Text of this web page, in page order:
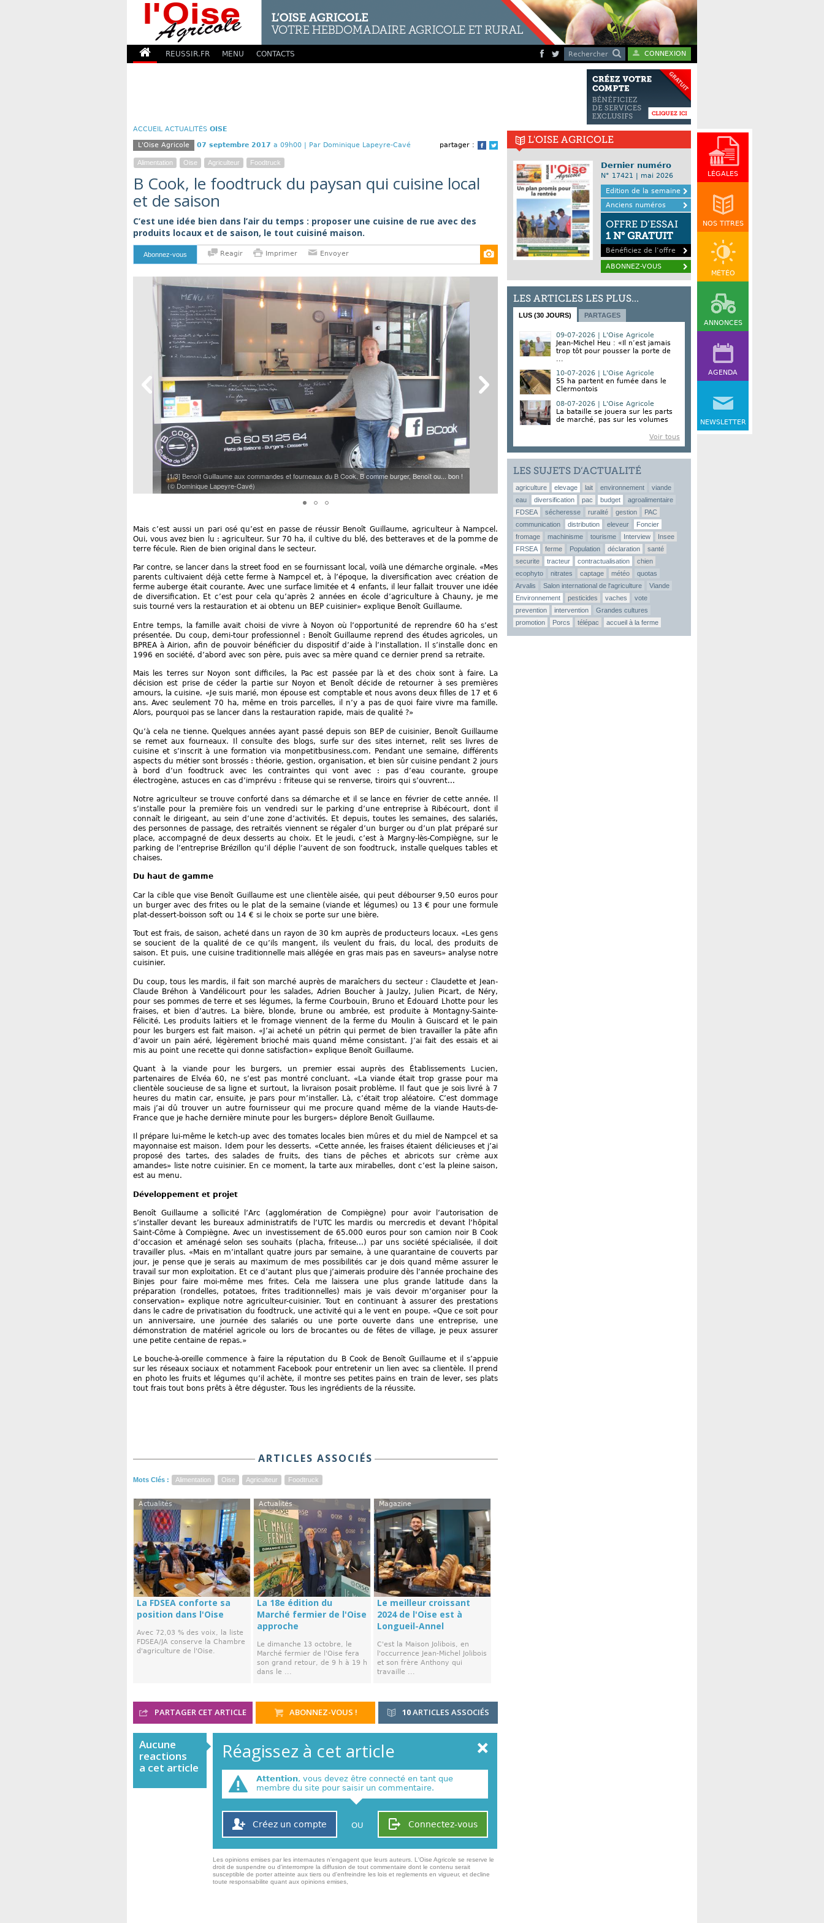
REUSSIR.FR MENU CONTACTS Rechercher CONNEXION
LÉGALES
NOS TITRES
MÉTÉO
ANNONCES
AGENDA
NEWSLETTER
ACCUEIL ACTUALITÉS OISE
partager :
Facebook
Twitter
L'Oise Agricole 07 septembre 2017 a 09h00 | Par Dominique Lapeyre-Cavé
Alimentation Oise Agriculteur Foodtruck
B Cook, le foodtruck du paysan qui cuisine local
et de saison
C’est une idée bien dans l’air du temps : proposer une cuisine de rue avec des
produits locaux et de saison, le tout cuisiné maison.
Abonnez-vous Reagir Imprimer Envoyer
[1/3] Benoît Guillaume aux commandes et fourneaux du B Cook. B comme burger, Benoît ou... bon !
(© Dominique Lapeyre-Cavé)
[2/3]
Mais c’est aussi un pari osé qu’est en passe de réussir Benoît Guillaume, agriculteur à Nampcel.
Oui, vous avez bien lu : agriculteur. Sur 70 ha, il cultive du blé, des betteraves et de la pomme de
terre fécule. Rien de bien original dans le secteur.
Par contre, se lancer dans la street food en se fournissant local, voilà une démarche orginale. «Mes
parents cultivaient déjà cette ferme à Nampcel et, à l’époque, la diversification avec création de
ferme auberge était courante. Avec une surface limitée et 4 enfants, il leur fallait trouver une idée
de diversification. Et c’est pour cela qu’après 2 années en école d’agriculture à Chauny, je me
suis tourné vers la restauration et ai obtenu un BEP cuisinier» explique Benoît Guillaume.
Entre temps, la famille avait choisi de vivre à Noyon où l’opportunité de reprendre 60 ha s’est
présentée. Du coup, demi-tour professionnel : Benoît Guillaume reprend des études agricoles, un
BPREA à Airion, afin de pouvoir bénéficier du dispositif d’aide à l’installation. Il s’installe donc en
1996 en société, d’abord avec son père, puis avec sa mère quand ce dernier prend sa retraite.
Mais les terres sur Noyon sont difficiles, la Pac est passée par là et des choix sont à faire. La
décision est prise de céder la partie sur Noyon et Benoît décide de retourner à ses premières
amours, la cuisine. «Je suis marié, mon épouse est comptable et nous avons deux filles de 17 et 6
ans. Avec seulement 70 ha, même en trois parcelles, il n’y a pas de quoi faire vivre ma famille.
Alors, pourquoi pas se lancer dans la restauration rapide, mais de qualité ?»
Qu’à cela ne tienne. Quelques années ayant passé depuis son BEP de cuisinier, Benoît Guillaume
se remet aux fourneaux. Il consulte des blogs, surfe sur des sites internet, relit ses livres de
cuisine et s’inscrit à une formation via monpetitbusiness.com. Pendant une semaine, différents
aspects du métier sont brossés : théorie, gestion, organisation, et bien sûr cuisine pendant 2 jours
à bord d’un foodtruck avec les contraintes qui vont avec : pas d’eau courante, groupe
électrogène, astuces en cas d’imprévu : friteuse qui se renverse, tiroirs qui s’ouvrent...
Notre agriculteur se trouve conforté dans sa démarche et il se lance en février de cette année. Il
s’installe pour la première fois un vendredi sur le parking d’une entreprise à Ribécourt, dont il
connaît le dirigeant, au sein d’une zone d’activités. Et depuis, toutes les semaines, des salariés,
des personnes de passage, des retraités viennent se régaler d’un burger ou d’un plat préparé sur
place, accompagné de deux desserts au choix. Et le jeudi, c’est à Margny-lès-Compiègne, sur le
parking de l’entreprise Brézillon qu’il déplie l’auvent de son foodtruck, installe quelques tables et
chaises.
Du haut de gamme
Car la cible que vise Benoît Guillaume est une clientèle aisée, qui peut débourser 9,50 euros pour
un burger avec des frites ou le plat de la semaine (viande et légumes) ou 13 € pour une formule
plat-dessert-boisson soft ou 14 € si le choix se porte sur une bière.
Tout est frais, de saison, acheté dans un rayon de 30 km auprès de producteurs locaux. «Les gens
se soucient de la qualité de ce qu’ils mangent, ils veulent du frais, du local, des produits de
saison. Et puis, une cuisine traditionnelle mais allégée en gras mais pas en saveurs» analyse notre
cuisinier.
Du coup, tous les mardis, il fait son marché auprès de maraîchers du secteur : Claudette et Jean-
Claude Bréhon à Vandélicourt pour les salades, Adrien Boucher à Jaulzy, Julien Picart, de Néry,
pour ses pommes de terre et ses légumes, la ferme Courbouin, Bruno et Édouard Lhotte pour les
fraises, et bien d’autres. La bière, blonde, brune ou ambrée, est produite à Montagny-Sainte-
Félicité. Les produits laitiers et le fromage viennent de la ferme du Moulin à Guiscard et le pain
pour les burgers est fait maison. «J’ai acheté un pétrin qui permet de bien travailler la pâte afin
d’avoir un pain aéré, légèrement brioché mais quand même consistant. J’ai fait des essais et ai
mis au point une recette qui donne satisfaction» explique Benoît Guillaume.
Quant à la viande pour les burgers, un premier essai auprès des Établissements Lucien,
partenaires de Elvéa 60, ne s’est pas montré concluant. «La viande était trop grasse pour ma
clientèle soucieuse de sa ligne et surtout, la livraison posait problème. Il faut que je sois livré à 7
heures du matin car, ensuite, je pars pour m’installer. Là, c’était trop aléatoire. C’est dommage
mais j’ai dû trouver un autre fournisseur qui me procure quand même de la viande Hauts-de-
France que je hache dernière minute pour les burgers» déplore Benoît Guillaume.
Il prépare lui-même le ketch-up avec des tomates locales bien mûres et du miel de Nampcel et sa
mayonnaise est maison. Idem pour les desserts. «Cette année, les fraises étaient délicieuses et j’ai
proposé des tartes, des salades de fruits, des tians de pêches et abricots sur crème aux
amandes» liste notre cuisinier. En ce moment, la tarte aux mirabelles, dont c’est la pleine saison,
est au menu.
Développement et projet
Benoît Guillaume a sollicité l’Arc (agglomération de Compiègne) pour avoir l’autorisation de
s’installer devant les bureaux administratifs de l’UTC les mardis ou mercredis et devant l’hôpital
Saint-Côme à Compiègne. Avec un investissement de 65.000 euros pour son camion noir B Cook
d’occasion et aménagé selon ses souhaits (placha, friteuse...) par uns société spécialisée, il doit
travailler plus. «Mais en m’intallant quatre jours par semaine, à une quarantaine de couverts par
jour, je pense que je serais au maximum de mes possibilités car je dois quand même assurer le
travail sur mon exploitation. Et ce d’autant plus que j’aimerais produire dès l’année prochaine des
Binjes pour faire moi-même mes frites. Cela me laissera une plus grande latitude dans la
préparation (rondelles, potatoes, frites traditionnelles) mais je vais devoir m’organiser pour la
conservation» explique notre agriculteur-cuisinier. Tout en continuant à assurer des prestations
dans le cadre de privatisation du foodtruck, une activité qui a le vent en poupe. «Que ce soit pour
un anniversaire, une journée des salariés ou une porte ouverte dans une entreprise, une
démonstration de matériel agricole ou lors de brocantes ou de fêtes de village, je peux assurer
une petite centaine de repas.»
Le bouche-à-oreille commence à faire la réputation du B Cook de Benoît Guillaume et il s’appuie
sur les réseaux sociaux et notamment Facebook pour entretenir un lien avec sa clientèle. Il prend
en photo les fruits et légumes qu’il achète, il montre ses petites pains en train de lever, ses plats
tout frais tout bons prêts à être déguster. Tous les ingrédients de la réussite.
ARTICLES ASSOCIÉS
Mots Clés : Alimentation Oise Agriculteur Foodtruck
Actualités
La FDSEA conforte sa
position dans l'Oise
Avec 72,03 % des voix, la liste
FDSEA/JA conserve la Chambre
d'agriculture de l'Oise.
Actualités
La 18e édition du
Marché fermier de l'Oise
approche
Le dimanche 13 octobre, le
Marché fermier de l'Oise fera
son grand retour, de 9 h à 19 h
dans le ...
Magazine
Le meilleur croissant
2024 de l'Oise est à
Longueil-Annel
C'est la Maison Jolibois, en
l'occurrence Jean-Michel Jolibois
et son frère Anthony qui
travaille ...
10ARTICLES ASSOCIÉS
PARTAGER CET ARTICLE ABONNEZ-VOUS !
Aucune
reactions
a cet article
Réagissez à cet article
Attention, vous devez être connecté en tant que
membre du site pour saisir un commentaire.
Connectez-vous
Créez un compte OU
Les opinions emises par les internautes n'engagent que leurs auteurs. L'Oise Agricole se reserve le
droit de suspendre ou d'interrompre la diffusion de tout commentaire dont le contenu serait
susceptible de porter atteinte aux tiers ou d'enfreindre les lois et reglements en vigueur, et decline
toute responsabilite quant aux opinions emises,
L'OISE AGRICOLE
Dernier numéro
N° 17421 | mai 2026
Edition de la semaine
Anciens numéros
OFFRE D’ESSAI
1 N° GRATUIT
Bénéficiez de l’offre
ABONNEZ-VOUS
LES ARTICLES LES PLUS...
LUS (30 JOURS) PARTAGES
09-07-2026 | L'Oise Agricole
Jean-Michel Heu : «Il n’est jamais
trop tôt pour pousser la porte de
...
10-07-2026 | L'Oise Agricole
55 ha partent en fumée dans le
Clermontois
08-07-2026 | L'Oise Agricole
La bataille se jouera sur les parts
de marché, pas sur les volumes
Voir tous
LES SUJETS D’ACTUALITÉ
agriculture elevage lait environnement
viande
eau
diversification pac budget
agroalimentaire
FDSEA
sécheresse ruralité gestion
PAC
communication
distribution eleveur
Foncier
fromage
machinisme tourisme Interview
Insee
FRSEA
ferme Population déclaration
santé
securite
tracteur contractualisation
chien
ecophyto
nitrates captage météo
quotas
Arvalis
Salon international de l'agriculture
Viande
Environnement
pesticides vaches
vote
prevention
intervention
Grandes cultures
promotion
Porcs télépac accueil à la ferme